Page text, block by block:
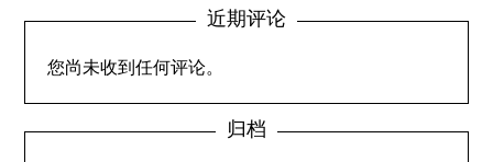
近期评论
您尚未收到任何评论。
归档